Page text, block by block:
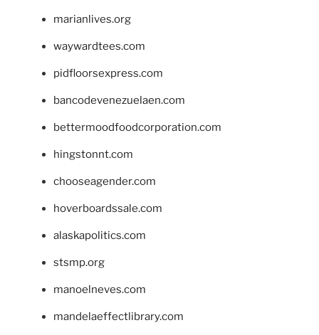
marianlives.org
waywardtees.com
pidfloorsexpress.com
bancodevenezuelaen.com
bettermoodfoodcorporation.com
hingstonnt.com
chooseagender.com
hoverboardssale.com
alaskapolitics.com
stsmp.org
manoelneves.com
mandelaeffectlibrary.com